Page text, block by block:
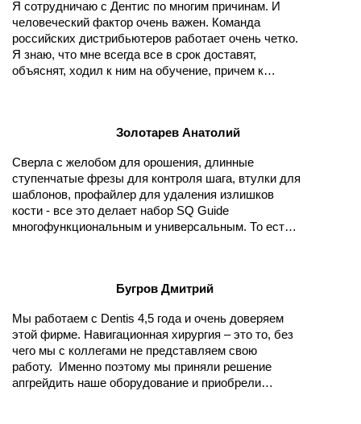
фрезы с ограничителями, плюс втулка помогает
контролировать процесс. Программа-планер Dentiq
Guide и принтер ZENITH работают как слаженная
команда, избавляя от необходимости по каждому
чиху обращаться в зуботехническую лабораторию.
Я сотрудничаю с Дентис по многим причинам. И
человеческий фактор очень важен. Команда
российских дистрибьютеров работает очень четко.
Я знаю, что мне всегда все в срок доставят,
объяснят, ходил к ним на обучение, причем к
хирургию, я ни дня не сомневался, что мы будем с
берешь в руки инструменты и сами имплантаты.
Обычный хирургический набор даже не
приобретал, в этом нет необходимости. Все
продумано до мелочей, чтобы врачу было удобно
работать, и чтобы потом не переживать за
Золотарев Анатолий
Сверла с желобом для орошения, длинные
ступенчатые фрезы для контроля шага, втулки для
шаблонов, профайлер для удаления излишков
кости - все это делает набор SQ Guide
многофункциональным и универсальным. То есть,
ключ. Пациенты реально приходят к нам с бедой, а
Вложившись один раз в это оборудование, мы
очень быстро окупаем его стоимость за счет
проходимости клиники. Рекомендую попробовать
тем, кто еще не работал с цифровыми системами.
Бугров Дмитрий
Мы работаем с Dentis 4,5 года и очень доверяем
этой фирме. Навигационная хирургия – это то, без
чего мы с коллегами не представляем свою
работу. Именно поэтому мы приняли решение
апгрейдить наше оборудование и приобрели